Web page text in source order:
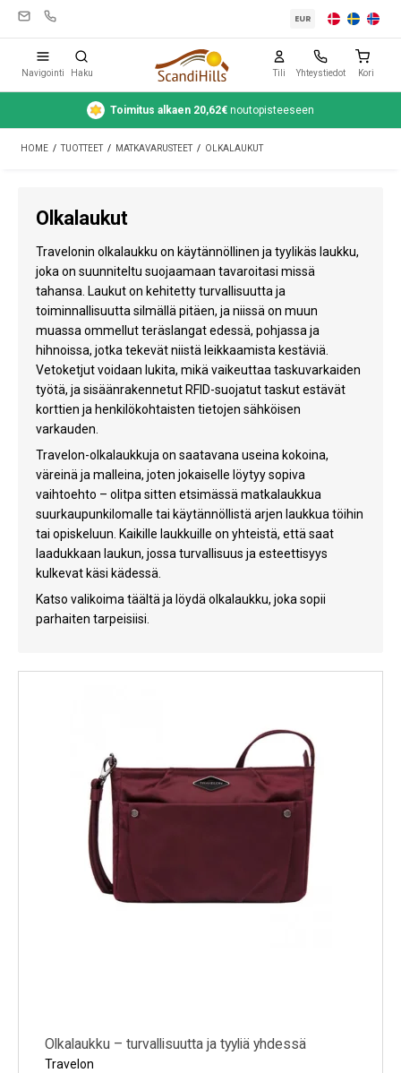
Leirintävarusteet
Teltat
Matkavarusteet
Auto ja peräkärry
Kaasu
Kylmälaitteet
Sähkötarvikkeet
Sääasemat
Varaosat
Tarjoukset
EUR
Navigointi Haku Tili Yhteystiedot Kori
Toimitus alkaen 20,62€ noutopisteeseen
HOME / TUOTTEET / MATKAVARUSTEET / OLKALAUKUT
Olkalaukut
Travelonin olkalaukku on käytännöllinen ja tyylikäs laukku,
joka on suunniteltu suojaamaan tavaroitasi missä
tahansa. Laukut on kehitetty turvallisuutta ja
toiminnallisuutta silmällä pitäen, ja niissä on muun
muassa ommellut teräslangat edessä, pohjassa ja
hihnoissa, jotka tekevät niistä leikkaamista kestäviä.
Vetoketjut voidaan lukita, mikä vaikeuttaa taskuvarkaiden
työtä, ja sisäänrakennetut RFID-suojatut taskut estävät
korttien ja henkilökohtaisten tietojen sähköisen
varkauden.
Travelon-olkalaukkuja on saatavana useina kokoina,
väreinä ja malleina, joten jokaiselle löytyy sopiva
vaihtoehto – olitpa sitten etsimässä matkalaukkua
suurkaupunkilomalle tai käytännöllistä arjen laukkua töihin
tai opiskeluun. Kaikille laukkuille on yhteistä, että saat
laadukkaan laukun, jossa turvallisuus ja esteettisyys
kulkevat käsi kädessä.
Katso valikoima täältä ja löydä olkalaukku, joka sopii
parhaiten tarpeisiisi.
Olkalaukku – turvallisuutta ja tyyliä yhdessä
Travelon